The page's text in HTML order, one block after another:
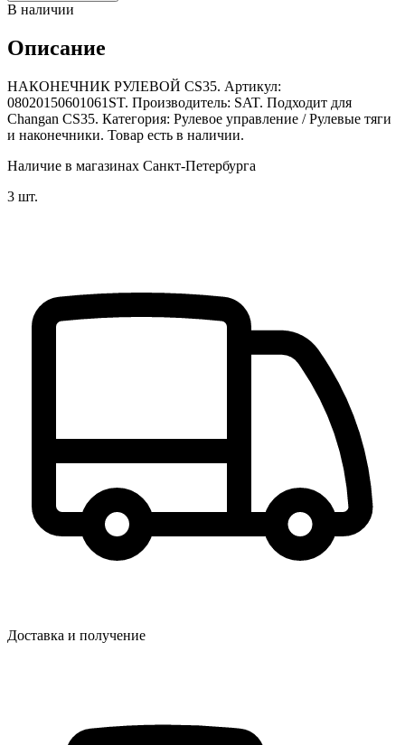
В наличии
Описание
НАКОНЕЧНИК РУЛЕВОЙ CS35. Артикул:
08020150601061ST. Производитель: SAT. Подходит для
Changan CS35. Категория: Рулевое управление / Рулевые тяги
и наконечники. Товар есть в наличии.
Наличие в магазинах Санкт-Петербурга
3 шт.
Доставка и получение